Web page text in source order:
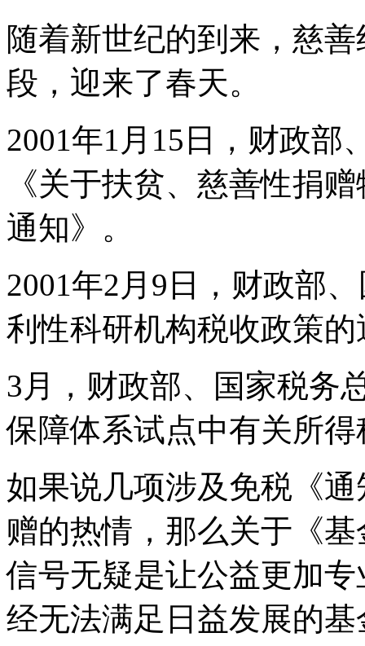
随着新世纪的到来，慈
段，迎来了春天。
2001年1月15日，财政部
《关于扶贫、慈善性捐
通知》。
2001年2月9日，财政部
利性科研机构税收政策
3月，财政部、国家税务
保障体系试点中有关所
如果说几项涉及免税《
赠的热情，那么关于《
信号无疑是让公益更加
经无法满足日益发展的